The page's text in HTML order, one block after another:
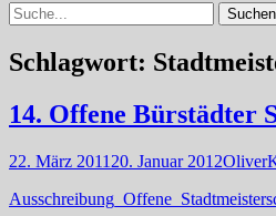
Suchen
Suchen
nach:
Schlagwort:
14. Offene Bürstädter
Veröffentlicht
22. März 2011 20. Januar 2012Autor
Oliver